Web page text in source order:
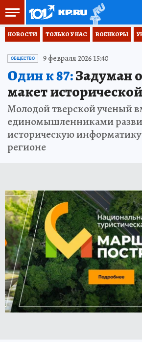
НОВОСТИ ТОЛЬКО У НАС ВОЕНКОРЫ
ОБЩЕСТВО 9 февраля 2026 15:40
Один к 87:Задуман
макет
Молодой тверской ученый
единомышленниками
историческую
регионе